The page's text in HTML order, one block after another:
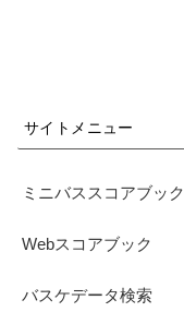
サイトメニュー
ミニバススコアブック
Webスコアブック
バスケデータ検索